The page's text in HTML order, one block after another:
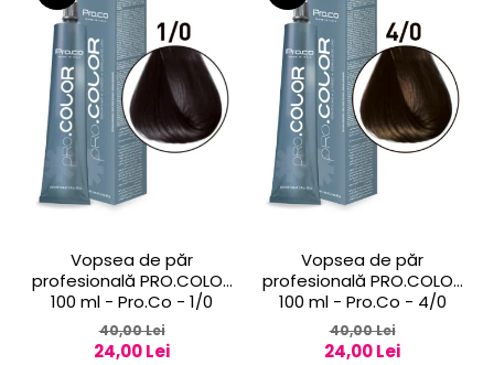
Vopsea de păr
profesională PRO.COLOR
100 ml - Pro.Co - 1/0
NEGRU
40,00 Lei
24,00 Lei
Vopsea de păr
profesională PRO.COLOR
100 ml - Pro.Co - 4/0
CASTANIU NATURAL
40,00 Lei
24,00 Lei